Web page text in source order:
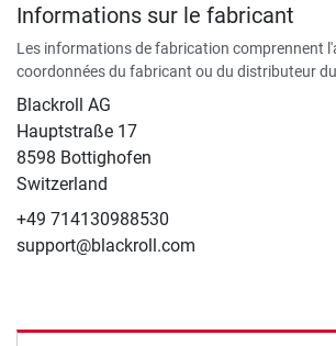
Informations sur le fabricant
Les informations de fabrication comprennent
coordonnées du fabricant ou du distributeur
Blackroll AG
Hauptstraße 17
8598 Bottighofen
Switzerland
+49 714130988530
support@blackroll.com